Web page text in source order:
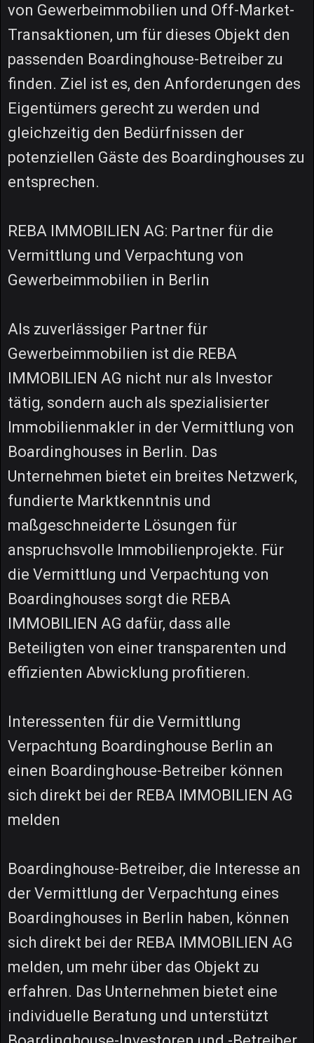
von Gewerbeimmobilien und Off-Market-
Transaktionen, um für dieses Objekt den
passenden Boardinghouse-Betreiber zu
finden. Ziel ist es, den Anforderungen des
Eigentümers gerecht zu werden und
gleichzeitig den Bedürfnissen der
potenziellen Gäste des Boardinghouses zu
entsprechen.
REBA IMMOBILIEN AG: Partner für die
Vermittlung und Verpachtung von
Gewerbeimmobilien in Berlin
Als zuverlässiger Partner für
Gewerbeimmobilien ist die REBA
IMMOBILIEN AG nicht nur als Investor
tätig, sondern auch als spezialisierter
Immobilienmakler in der Vermittlung von
Boardinghouses in Berlin. Das
Unternehmen bietet ein breites Netzwerk,
fundierte Marktkenntnis und
maßgeschneiderte Lösungen für
anspruchsvolle Immobilienprojekte. Für
die Vermittlung und Verpachtung von
Boardinghouses sorgt die REBA
IMMOBILIEN AG dafür, dass alle
Beteiligten von einer transparenten und
effizienten Abwicklung profitieren.
Interessenten für die Vermittlung
Verpachtung Boardinghouse Berlin an
einen Boardinghouse-Betreiber können
sich direkt bei der REBA IMMOBILIEN AG
melden
Boardinghouse-Betreiber, die Interesse an
der Vermittlung der Verpachtung eines
Boardinghouses in Berlin haben, können
sich direkt bei der REBA IMMOBILIEN AG
melden, um mehr über das Objekt zu
erfahren. Das Unternehmen bietet eine
individuelle Beratung und unterstützt